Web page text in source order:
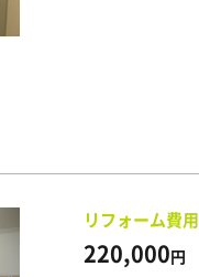
リフォーム費用
220,000円